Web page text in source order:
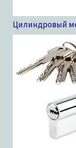
Цилиндровый